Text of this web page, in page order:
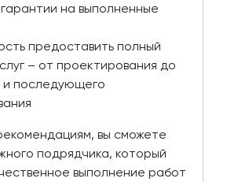
на выполненные
предоставить полный
– от проектирования до
последующего
вы сможете
подрядчика, который
выполнение работ